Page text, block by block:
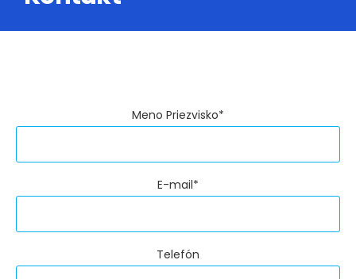
Meno Priezvisko*
E-mail*
Telefón